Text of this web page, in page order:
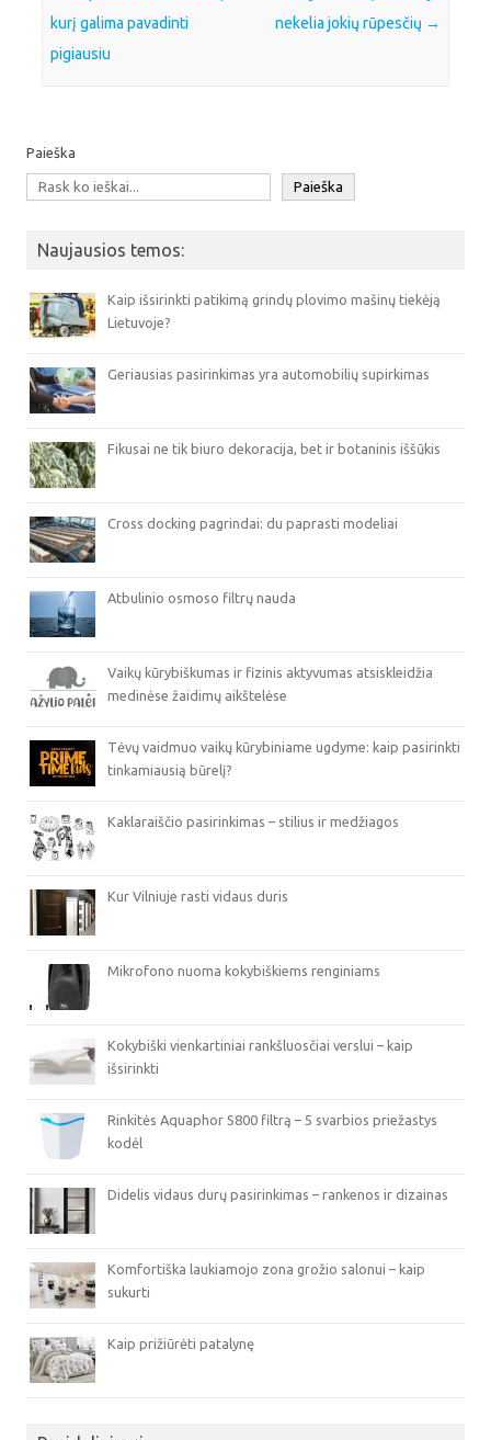
kurį galima pavadinti
pigiausiu
nekelia jokių rūpesčių →
Paieška
Paieška
Naujausios temos:
Kaip išsirinkti patikimą grindų plovimo mašinų tiekėją
Lietuvoje?
Geriausias pasirinkimas yra automobilių supirkimas
Fikusai ne tik biuro dekoracija, bet ir botaninis iššūkis
Cross docking pagrindai: du paprasti modeliai
Atbulinio osmoso filtrų nauda
Vaikų kūrybiškumas ir fizinis aktyvumas atsiskleidžia
medinėse žaidimų aikštelėse
Tėvų vaidmuo vaikų kūrybiniame ugdyme: kaip pasirinkti
tinkamiausią būrelį?
Kaklaraiščio pasirinkimas – stilius ir medžiagos
Kur Vilniuje rasti vidaus duris
Mikrofono nuoma kokybiškiems renginiams
Kokybiški vienkartiniai rankšluosčiai verslui – kaip
išsirinkti
Rinkitės Aquaphor S800 filtrą – 5 svarbios priežastys
kodėl
Didelis vidaus durų pasirinkimas – rankenos ir dizainas
Komfortiška laukiamojo zona grožio salonui – kaip
sukurti
Kaip prižiūrėti patalynę